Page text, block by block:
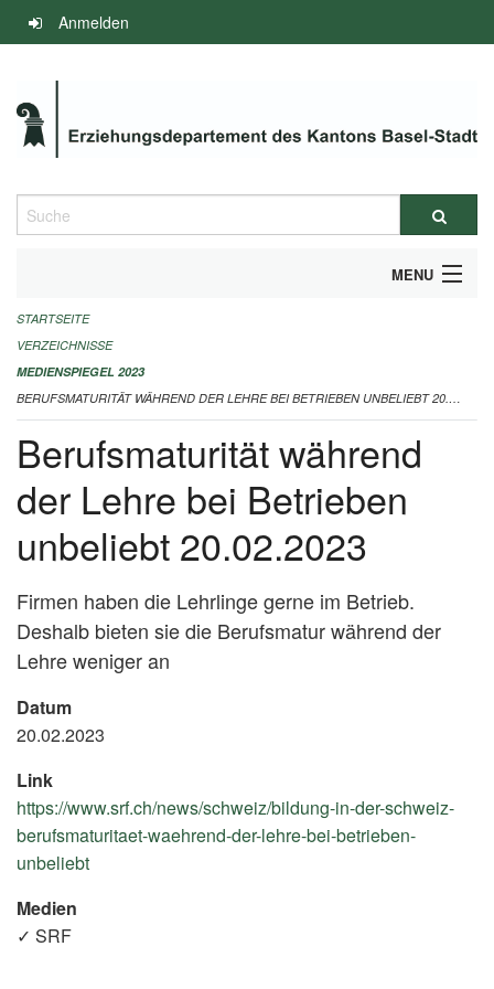
Navigation
überspringen
Anmelden
Suche
MENU
INFOS ZUM ED-MEDIENSPIEGEL
IMPRESSUM
STARTSEITE
VERZEICHNISSE
MEDIENSPIEGEL 2023
BERUFSMATURITÄT WÄHREND DER LEHRE BEI BETRIEBEN UNBELIEBT 20.02.2023
Berufsmaturität während
der Lehre bei Betrieben
unbeliebt 20.02.2023
Firmen haben die Lehrlinge gerne im Betrieb.
Deshalb bieten sie die Berufsmatur während der
Lehre weniger an
Datum
20.02.2023
Link
https://www.srf.ch/news/schweiz/bildung-in-der-schweiz-
berufsmaturitaet-waehrend-der-lehre-bei-betrieben-
unbeliebt
Medien
✓ SRF